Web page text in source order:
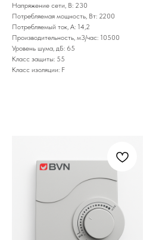
Напряжение сети, В: 230
Потребляемая мощность, Вт: 2200
Потребляемый ток, А: 14,2
Производительность, м3/час: 10500
Уровень шума, дБ: 65
Класс защиты: 55
Класс изоляции: F